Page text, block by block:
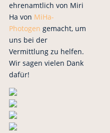
ehrenamtlich von Miri
Ha von MiHa-
Photogen gemacht, um
uns bei der
Vermittlung zu helfen.
Wir sagen vielen Dank
dafür!